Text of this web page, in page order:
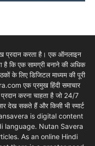
प्रदान करता है। एक ऑनलाइन
है कि एक सामग्री बनाने की अधिक
के लिए डिजिटल माध्यम की पूरी
एक प्रमुख हिंदी समाचार
करना चाहता है जो 24/7
देख सकते हैं और किसी भी स्मार्ट
is digital content
language. Nutan Savera
As an online Hindi